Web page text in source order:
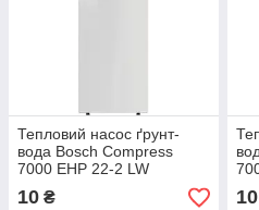
Тепловий насос ґрунт-
вода Bosch Compress
7000 EHP 22-2 LW
(22,9кВт)
10 ₴ 10